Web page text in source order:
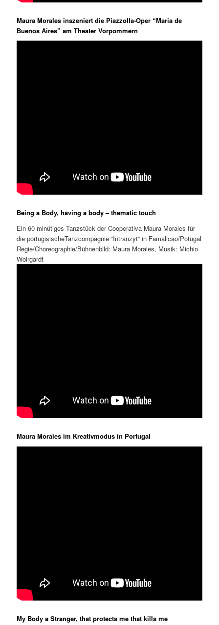
Maura Morales inszeniert die Piazzolla-Oper “Maria de
Buenos Aires” am Theater Vorpommern
Being a Body, having a body – thematic touch
Ein 60 minütiges Tanzstück der Cooperativa Maura Morales für
die portugisischeTanzcompagnie “Intranzyt” in Famalicao/Potugal
Regie/Choreographie/Bühnenbild: Maura Morales, Musik: Michio
Woirgardt
Maura Morales im Kreativmodus in Portugal
My Body a Stranger, that protects me that kills me